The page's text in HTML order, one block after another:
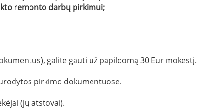
remonto darbų pirkimui;
galite gauti už papildomą 30 Eur mokestį.
pirkimo dokumentuose.
(jų atstovai).